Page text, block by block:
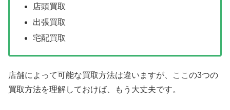
店頭買取
出張買取
宅配買取
店舗によって可能な買取方法は違いますが、ここの3つの
買取方法を理解しておけば、もう大丈夫です。